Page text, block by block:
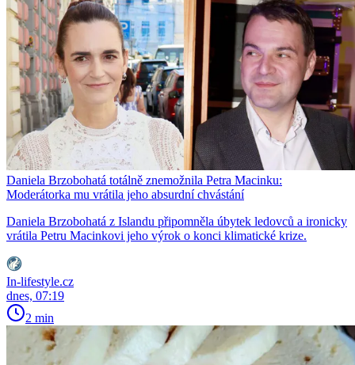
Daniela Brzobohatá totálně znemožnila Petra Macinku:
Moderátorka mu vrátila jeho absurdní chvástání
Daniela Brzobohatá z Islandu připomněla úbytek ledovců a ironicky
vrátila Petru Macinkovi jeho výrok o konci klimatické krize.
In-lifestyle.cz
dnes, 07:19
2 min